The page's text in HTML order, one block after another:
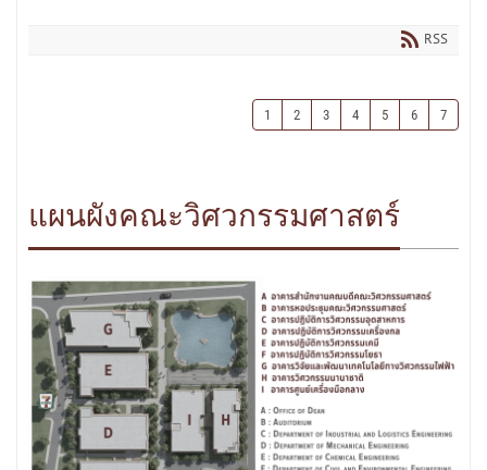
RSS
1 2 3 4 5 6 7
แผนผังคณะวิศวกรรมศาสตร์